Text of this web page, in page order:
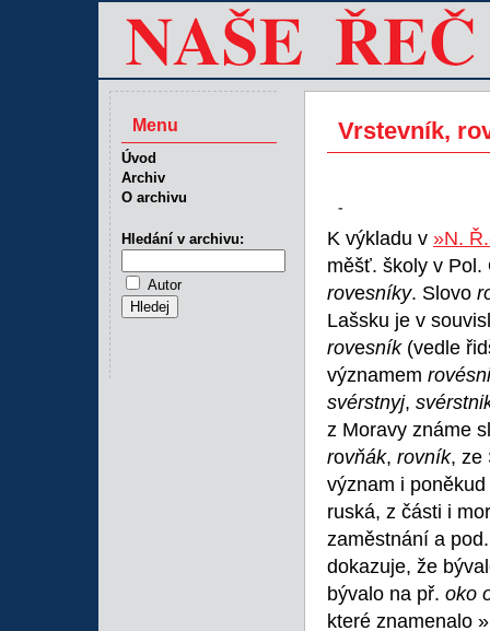
Vrstevník,
-
K výkladu v »N.
měšť. školy v Pol.
rovesníky. Slovo
Lašsku je v
rovesník (vedle
významem
svérstnyj,
z Moravy známe
rovňák, rovník, ze
význam i
ruská, z části i
zaměstnání a
dokazuje, že
bývalo na př. oko
které znamenalo
Menu
Úvod
Archiv
O archivu
Hledání v archivu:
Autor